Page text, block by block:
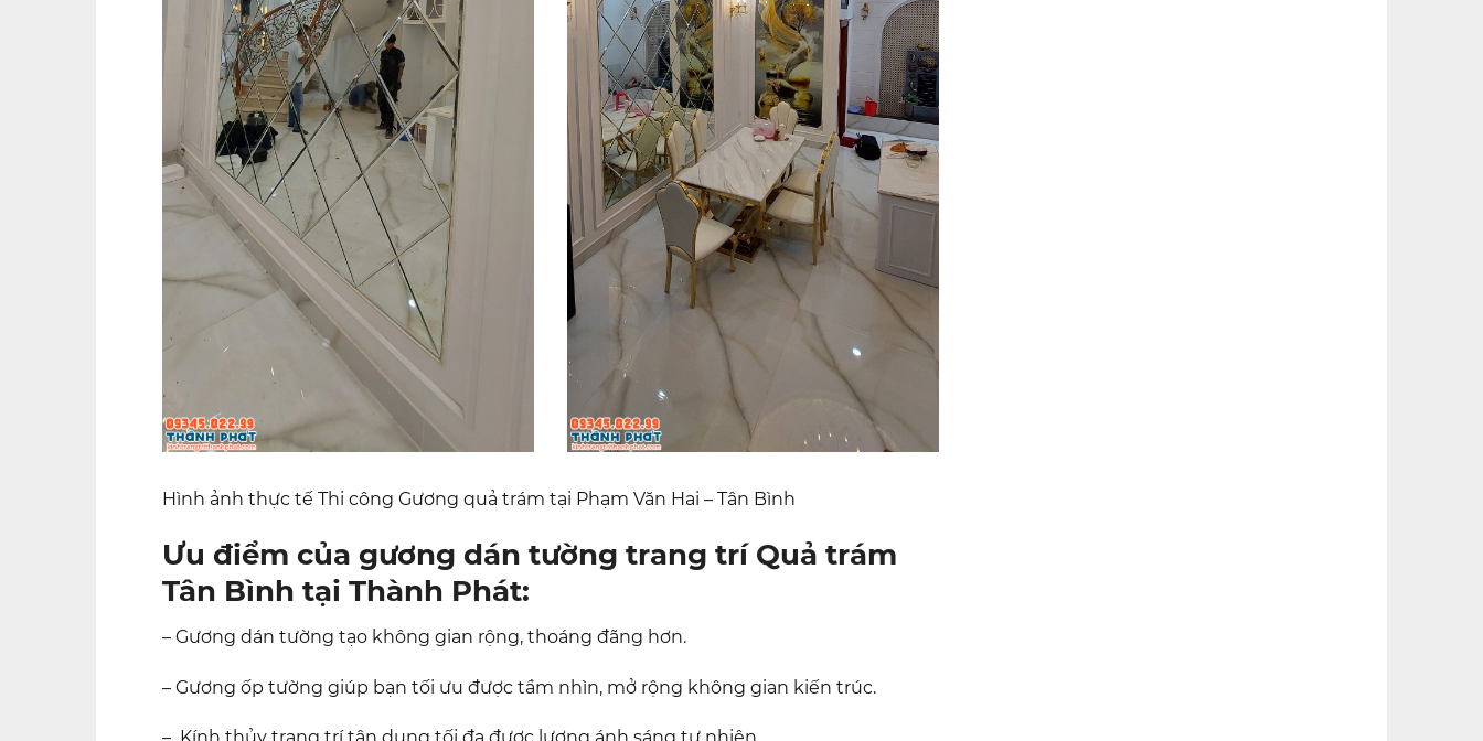
Hình ảnh thực tế Thi công Gương quả trám tại Phạm Văn Hai – Tân Bình
Ưu điểm của gương dán tường trang trí Quả trám
Tân Bình tại Thành Phát:
– Gương dán tường tạo không gian rộng, thoáng đãng hơn.
– Gương ốp tường giúp bạn tối ưu được tầm nhìn, mở rộng không gian kiến trúc.